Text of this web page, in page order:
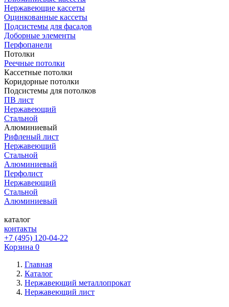
Нержавеющие кассеты
Оцинкованные кассеты
Подсистемы для фасадов
Доборные элементы
Перфопанели
Потолки
Реечные потолки
Кассетные потолки
Коридорные потолки
Подсистемы для потолков
ПВ лист
Нержавеющий
Стальной
Алюминиевый
Рифленый лист
Нержавеющий
Стальной
Алюминиевый
Перфолист
Нержавеющий
Стальной
Алюминиевый
каталог
контакты
+7 (495) 120-04-22
Корзина 0
Главная
Каталог
Нержавеющий металлопрокат
Нержавеющий лист